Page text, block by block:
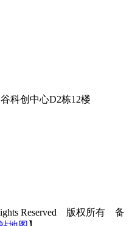
科创中心D2栋12楼
Reserved 版权所有 备